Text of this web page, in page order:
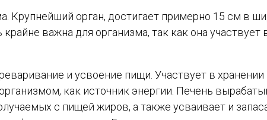
Крупнейший орган, достигает примерно 15 см в
важна для организма, так как она участвует
и усвоение пищи. Участвует в хранении
как источник энергии. Печень
с пищей жиров, а также усваивает и